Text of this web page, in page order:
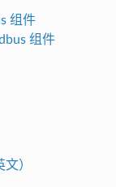
组件
组件
）